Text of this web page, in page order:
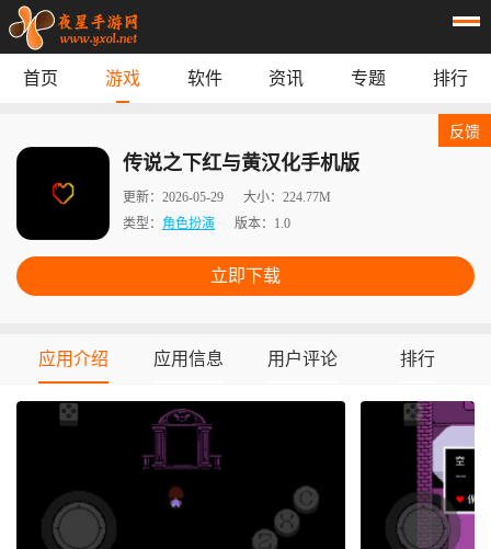
榜单
首页 游戏 软件 资讯 专题 排行
传说之下红与黄汉化手机版
更新： 2026-05-29 大小： 224.77M
类型： 角色扮演 版本： 1.0
立即下载
反馈
应用介绍 应用信息 用户评论 排行